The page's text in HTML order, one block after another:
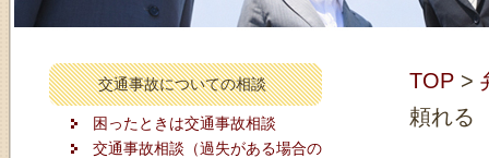
交通事故についての相談
困ったときは交通事故相談
交通事故相談（過失がある場合の
TOP >
頼れる